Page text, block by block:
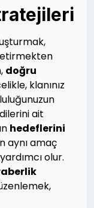
doğru
klanınız
ait
hedeflerini
aynı amaç
olur.